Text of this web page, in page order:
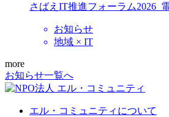
さばえIT推進フォーラム2026_
お知らせ
地域 × IT
more
お知らせ一覧へ
エル・コミュニティについて